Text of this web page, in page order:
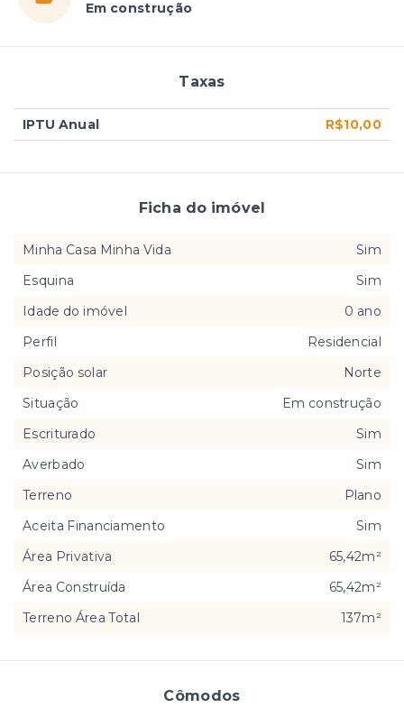
Em construção
Cômodos
Taxas
IPTU Anual R$10,00
Ficha do imóvel
Minha Casa Minha Vida
Sim
Esquina
Sim
Idade do imóvel
0 ano
Perfil
Residencial
Posição solar
Norte
Situação
Em construção
Escriturado
Sim
Averbado
Sim
Terreno
Plano
Aceita Financiamento
Sim
Área Privativa
65,42m²
Área Construída
65,42m²
Terreno Área Total
137m²